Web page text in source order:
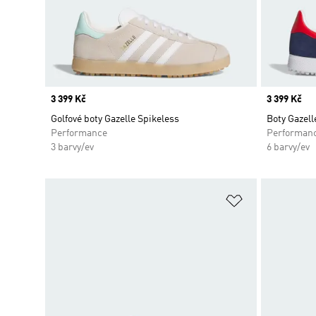
Price
3 399 Kč
Golfové boty Gazelle Spikeless
Performance
3 barvy/ev
Price
3 399 Kč
Boty
6 barvy/ev